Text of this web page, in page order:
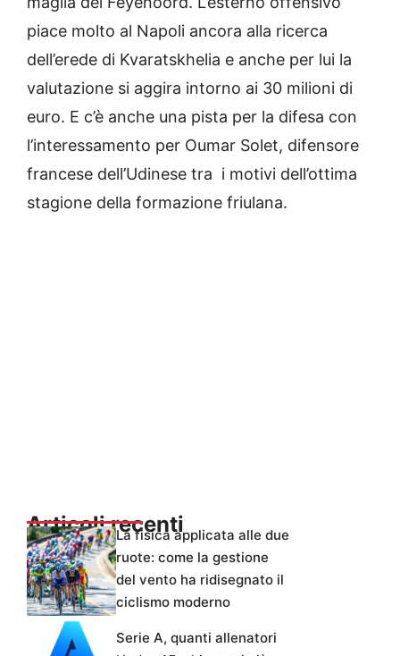
piace molto al Napoli ancora alla ricerca
dell’erede di Kvaratskhelia e anche per lui la
valutazione si aggira intorno ai 30 milioni di
euro. E c’è anche una pista per la difesa con
l’interessamento per Oumar Solet, difensore
francese dell’Udinese tra i motivi dell’ottima
stagione della formazione friulana.
Articoli recentiLa fisica applicata alle due
ruote: come la gestione
del vento ha ridisegnato il
ciclismo moderno
Serie A, quanti allenatori